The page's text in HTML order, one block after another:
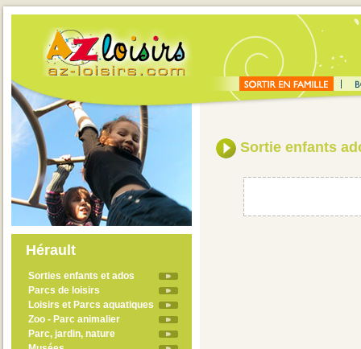
Hérault
Sorties enfants et ados
Parcs de loisirs
Loisirs et Parcs aquatiques
Zoo - Parc animalier
Parc, jardin, nature
Sortie enfants